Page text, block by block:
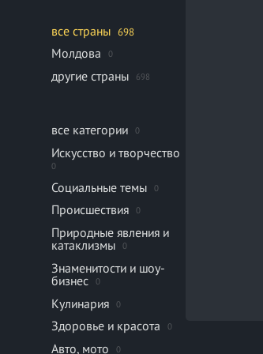
все страны 698
Молдова 0
другие страны 698
все категории 0
Искусство и творчество
0
Социальные темы 0
Происшествия 0
Природные явления и
катаклизмы
0
Знаменитости и шоу-
бизнес
0
Кулинария 0
Здоровье и красота 0
Авто, мото 0